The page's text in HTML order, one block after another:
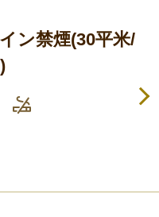
ン禁煙(30平米/